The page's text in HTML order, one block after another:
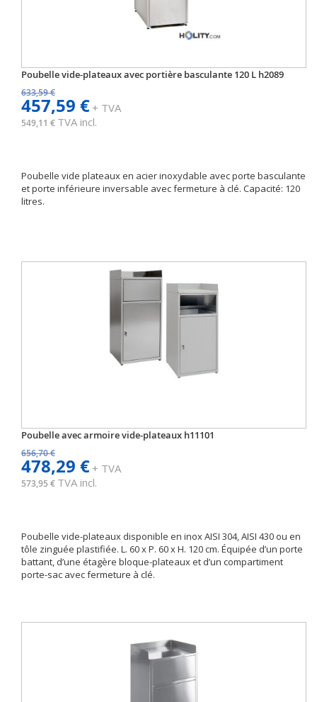
Poubelle vide-plateaux avec portière basculante 120 L h2089
633,59 €
457,59 €+ TVA
549,11 € TVA incl.
Poubelle vide plateaux en acier inoxydable avec porte basculante
et porte inférieure inversable avec fermeture à clé. Capacité: 120
litres.
Poubelle avec armoire vide-plateaux h11101
656,70 €
478,29 €+ TVA
573,95 € TVA incl.
Poubelle vide-plateaux disponible en inox AISI 304, AISI 430 ou en
tôle zinguée plastifiée. L. 60 x P. 60 x H. 120 cm. Équipée d’un porte
battant, d’une étagère bloque-plateaux et d’un compartiment
porte-sac avec fermeture à clé.